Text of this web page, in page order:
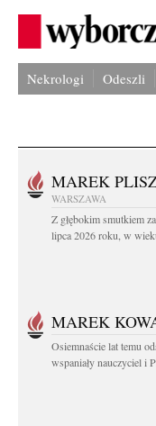
Nekrologi Odeszli
MAREK
WARSZAWA
Z głębokim smutkiem
lipca 2026 roku, w
MAREK
Osiemnaście lat temu
wspaniały nauczyciel i